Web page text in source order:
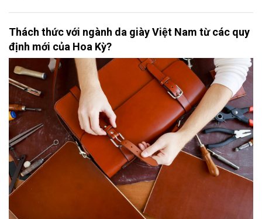
Thách thức với ngành da giày Việt Nam từ các quy
định mới của Hoa Kỳ?